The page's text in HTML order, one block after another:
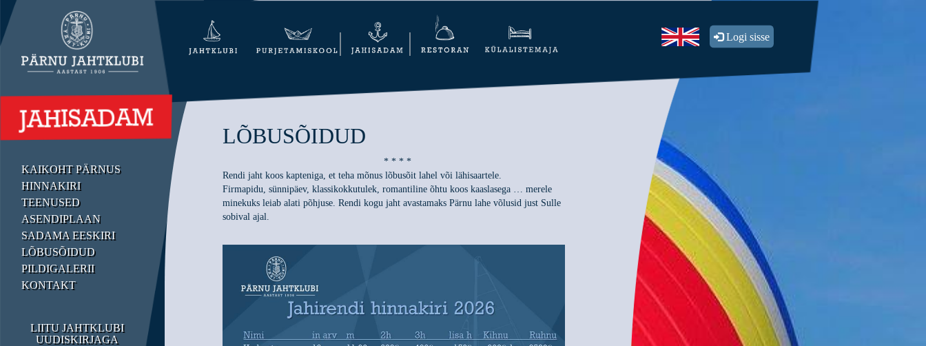
KAIKOHT PÄRNUS
HINNAKIRI
TEENUSED
ASENDIPLAAN
SADAMA EESKIRI
LÕBUSÕIDUD
PILDIGALERII
KONTAKT
LIITU JAHTKLUBI
UUDISKIRJAGA
Logi sisse
LÕBUSÕIDUD
* * * *
Rendi jaht koos kapteniga, et teha mõnus lõbusõit lahel või lähisaartele.
Firmapidu, sünnipäev, klassikokkutulek, romantiline õhtu koos kaaslasega … merele
minekuks leiab alati põhjuse. Rendi kogu jaht avastamaks Pärnu lahe võlusid just Sulle
sobival ajal.